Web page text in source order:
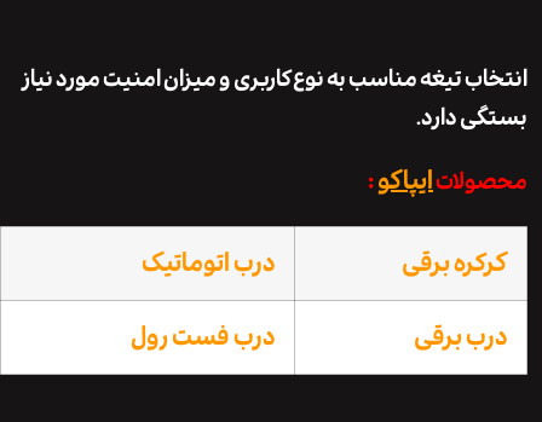
تیغه مناسب به نوع کاربری و میزان امنیت مورد نیاز
دارد.
ایپاکو:
برقی
درب اتوماتیک
برقی
درب فست رول